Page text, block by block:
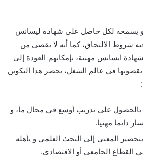
و يسمحه لكل حاصل على شهادة ليسانس
شروط الالتحاق، كما أنه لا يقصى من
ايسانس مهنية، بإمكانهم العودة إلى
في عالم الشغل، يحضر هذا التكوين
بالحصول على تدريب أوسع في مجال ما، و
دائما مهنيا.
المعني إلى البحث العلمي و يأهله
القطاع الجامعي أو الاقتصادي.